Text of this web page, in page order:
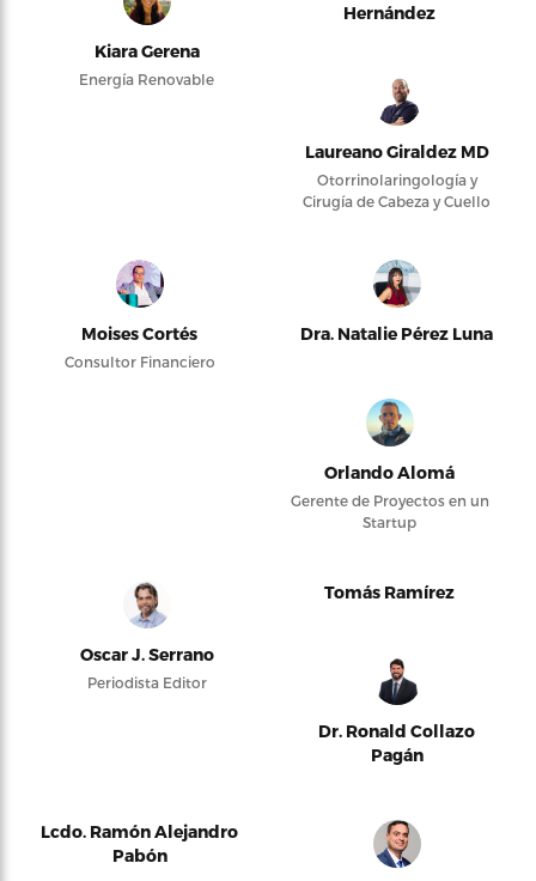
Kiara Gerena
Energía Renovable
Hernández
Laureano Giraldez MD
Otorrinolaringología y
Cirugía de Cabeza y Cuello
Moises Cortés
Consultor Financiero
Dra. Natalie Pérez Luna
Orlando Alomá
Gerente de Proyectos en un
Startup
Oscar J. Serrano
Periodista Editor
Tomás Ramírez
Dr. Ronald Collazo
Pagán
Lcdo. Ramón Alejandro
Pabón